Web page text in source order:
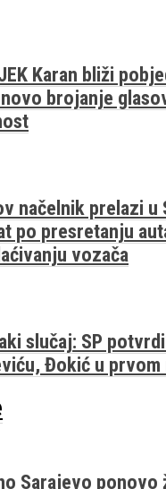
Karan bliži
brojanje
načelnik prelazi u
po presretanju
vozača
slučaj: SP
Đokić u prvom
Sarajevo ponovo